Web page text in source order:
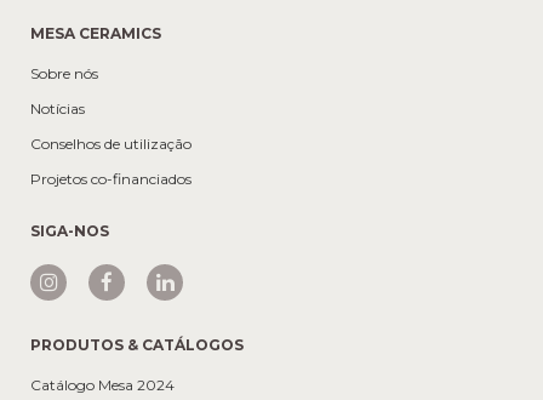
MESA CERAMICS
Sobre nós
Notícias
Conselhos de utilização
Projetos co-financiados
SIGA-NOS
PRODUTOS & CATÁLOGOS
Catálogo Mesa 2024